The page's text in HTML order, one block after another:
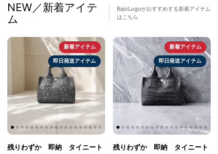
NEW／新着アイテ
ム
BajoLugoがおすすめする新着アイテム
はこちら
残りわずか 即納 タイニート
新着アイテム
即日発送アイテム
残りわずか 即納 タイニート
新着アイテム
即日発送アイテム